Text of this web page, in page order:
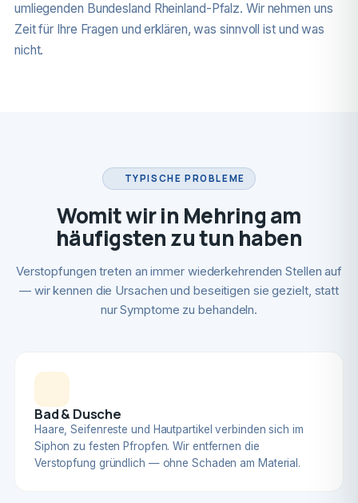
umliegenden Bundesland Rheinland-Pfalz. Wir nehmen uns
Zeit für Ihre Fragen und erklären, was sinnvoll ist und was
nicht.
TYPISCHE PROBLEME
Womit wir in Mehring am
häufigsten zu tun haben
Verstopfungen treten an immer wiederkehrenden Stellen auf
— wir kennen die Ursachen und beseitigen sie gezielt, statt
nur Symptome zu behandeln.
Bad & Dusche
Haare, Seifenreste und Hautpartikel verbinden sich im
Siphon zu festen Pfropfen. Wir entfernen die
Verstopfung gründlich — ohne Schaden am Material.